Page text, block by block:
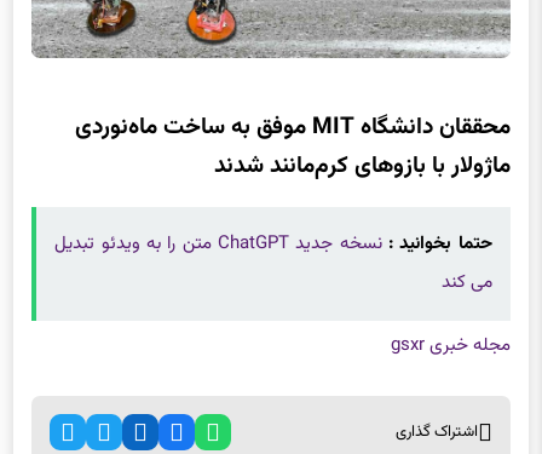
محققان دانشگاه MIT موفق به ساخت ماه‌نوردی
ماژولار با بازوهای کرم‌مانند شدند
حتما بخوانید :
نسخه جدید ChatGPT متن را به ویدئو تبدیل
می کند
مجله خبری gsxr
اشتراک گذاری